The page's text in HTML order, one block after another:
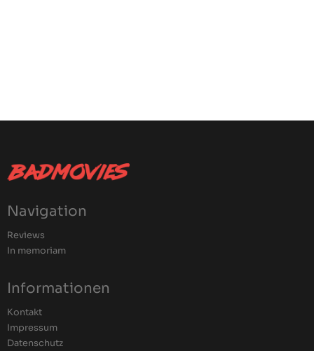
Navigation
Reviews
In memoriam
Informationen
Kontakt
Impressum
Datenschutz